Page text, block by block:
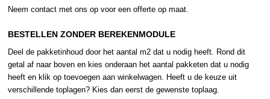
aantal
Neem contact met ons op voor een offerte op maat.
BESTELLEN ZONDER BEREKENMODULE
Deel de pakketinhoud door het aantal m2 dat u nodig heeft. Rond dit
getal af naar boven en kies onderaan het aantal pakketen dat u nodig
heeft en klik op toevoegen aan winkelwagen. Heeft u de keuze uit
verschillende toplagen? Kies dan eerst de gewenste toplaag.